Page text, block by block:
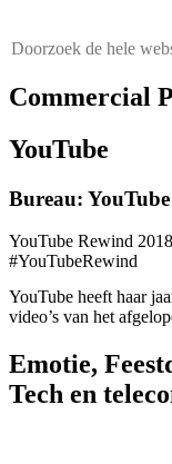
Commercial
YouTube
Bureau: YouTube
YouTube Rewind
#YouTubeRewind
YouTube heeft haar
video’s van het
Emotie,
Tech en